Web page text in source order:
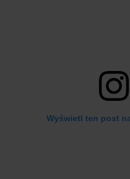
Wyświetl ten post